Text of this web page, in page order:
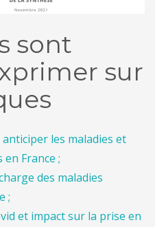
sont
sur
les maladies et
France ;
des maladies
;
et impact sur la prise en